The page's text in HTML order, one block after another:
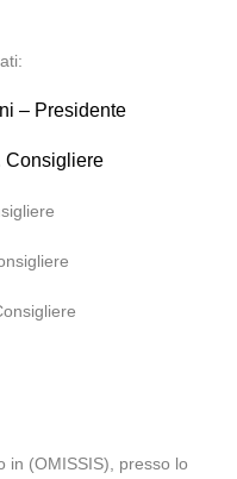
– Presidente
Consigliere
in (OMISSIS), presso lo